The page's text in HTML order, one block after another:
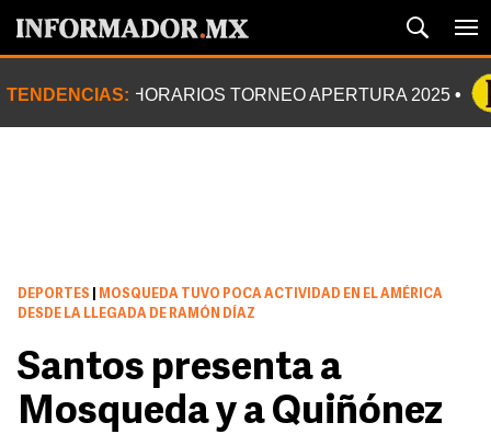
TENDENCIAS: HORARIOS TORNEO APERTURA 2025
DEPORTES
MOSQUEDA TUVO POCA ACTIVIDAD EN EL AMÉRICA
DESDE LA LLEGADA DE RAMÓN DÍAZ
Santos presenta a
Mosqueda y a Quiñónez